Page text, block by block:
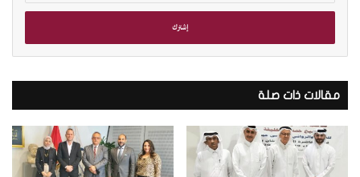
خ
ب
ي
د
ك
ا
ل
إ
مقالات ذات صلة